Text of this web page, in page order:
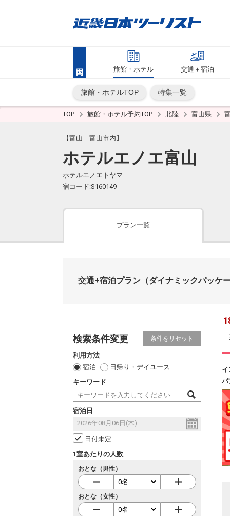
旅館・ホテル 交通＋宿泊
旅館・ホテルTOP 特集一覧
TOP 旅館・ホテル予約TOP 北陸 富山県
【富山 富山市内】
ホテルエノエ富山
ホテルエノエトヤマ
宿コード:S160149
プラン一覧
交通+宿泊プラン （ダイナミックパッケ
検索条件変更 条件をリセット
利用方法
宿泊
日帰り・デイユース
キーワード
宿泊日
日付未定
1室あたりの人数
おとな（男性）
おとな（女性）
パ